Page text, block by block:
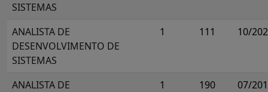
SISTEMAS
ANALISTA DE
DESENVOLVIMENTO DE
SISTEMAS
1 111 10/
ANALISTA DE
1 190 07/